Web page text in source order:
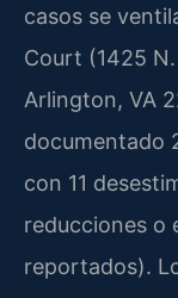
casos se
Court (1425
Arlington, VA
documentado
con 11
reducciones o
reportados).